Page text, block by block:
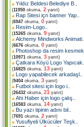
Yıldız Beldesi Belediye B
(11950 okuma, 2 yanıt)
Rap Sitesi içn banner Yap
(6947 okuma, 0 yanıt)
Resim-Logo
(15265 okuma, 9 yanıt)
Alchemy Mindworks Animati
(6676 okuma, 0 yanıt)
Photoshop da resim kesmek
(10971 okuma, 3 yanıt)
Çatkara Köyü Logo Yapıcak
(16825 okuma, 13 yanıt)
Logo yapabilecek arkadaşl
(9404 okuma, 3 yanıt)
Futbol sitesi için logo i
(26432 okuma, 21 yanıt)
Ahi Haber için logo çalış
(16583 okuma, 14 yanıt)
Bu yazı tipinin adını bil
(7691 okuma, 2 yanıt)
Yusufiyeli Ülkücüler Teşk